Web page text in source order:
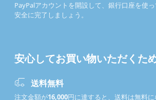
PayPalアカウントを開設して、銀行口座を使
安全に完了しましょう。
安心してお買い物いただくた
送料無料
注文金額が16,000円に達すると、送料は無料に